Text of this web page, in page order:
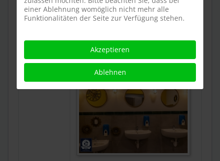
einer Ablehnung womöglich nicht mehr alle
Funktionalitäten der Seite zur Verfügung stehen.
Akzeptieren
Ablehnen